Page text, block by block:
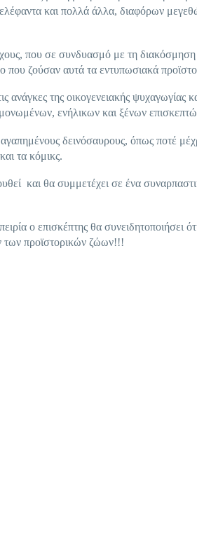
και πολλά άλλα, διαφόρων
που σε συνδυασμό με τη
που ζούσαν αυτά τα εντυπωσιακά
ανάγκες της οικογενειακής ψυχαγωγίας
ενήλικων και ξένων
αγαπημένους δεινόσαυρους, όπως ποτέ
τα κόμικς.
και θα συμμετέχει σε ένα
ο επισκέπτης θα συνειδητοποιήσει
των προϊστορικών ζώων!!!